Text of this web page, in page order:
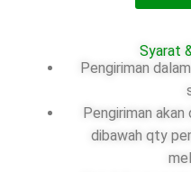
Syarat
Pengiriman
Pengiriman
dibawah qty